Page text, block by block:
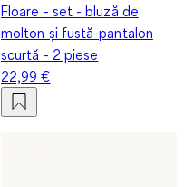
Floare - set - bluză de
molton și fustă-pantalon
scurtă - 2 piese
22,99 €